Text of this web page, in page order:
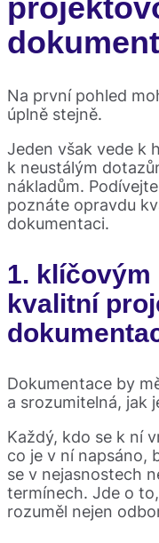
Na první pohled
úplně stejně.
Jeden však vede k
k neustálým
nákladům.
poznáte opravdu
dokumentaci.
1. klíčovým
kvalitní
Dokumentace by
a srozumitelná, jak
Každý, kdo se k ní
co je v ní napsáno,
se v nejasnostech
termínech. Jde o
rozuměl nejen